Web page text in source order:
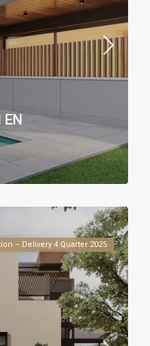
EN
– Delivery 4 Quarter 2025